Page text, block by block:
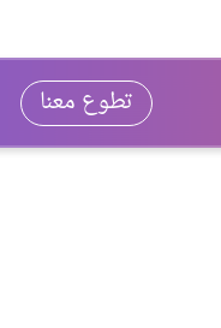
تطوع معنا